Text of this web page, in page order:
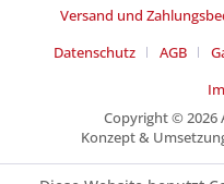
Versand und
Datenschutz
AGB
Copyright © 2026
Konzept &